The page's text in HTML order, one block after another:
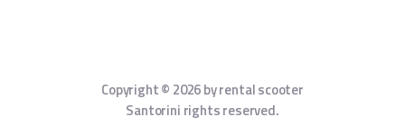
Copyright © 2026 by rental scooter
Santorini rights reserved.